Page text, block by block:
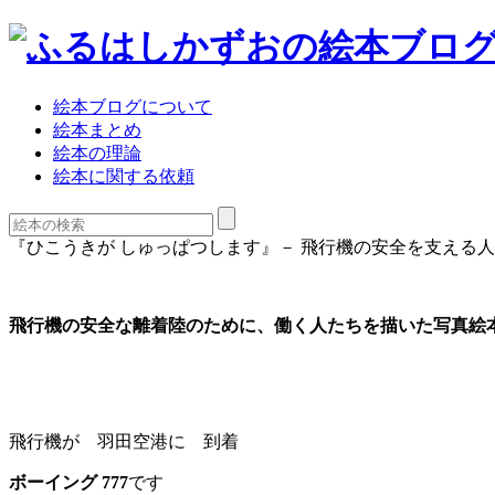
絵本ブログについて
絵本まとめ
絵本の理論
絵本に関する依頼
『ひこうきが しゅっぱつします』－ 飛行機の安全を支える
飛行機の安全な離着陸のために、働く人たちを描いた写真絵
飛行機が 羽田空港に 到着
ボーイング 777です